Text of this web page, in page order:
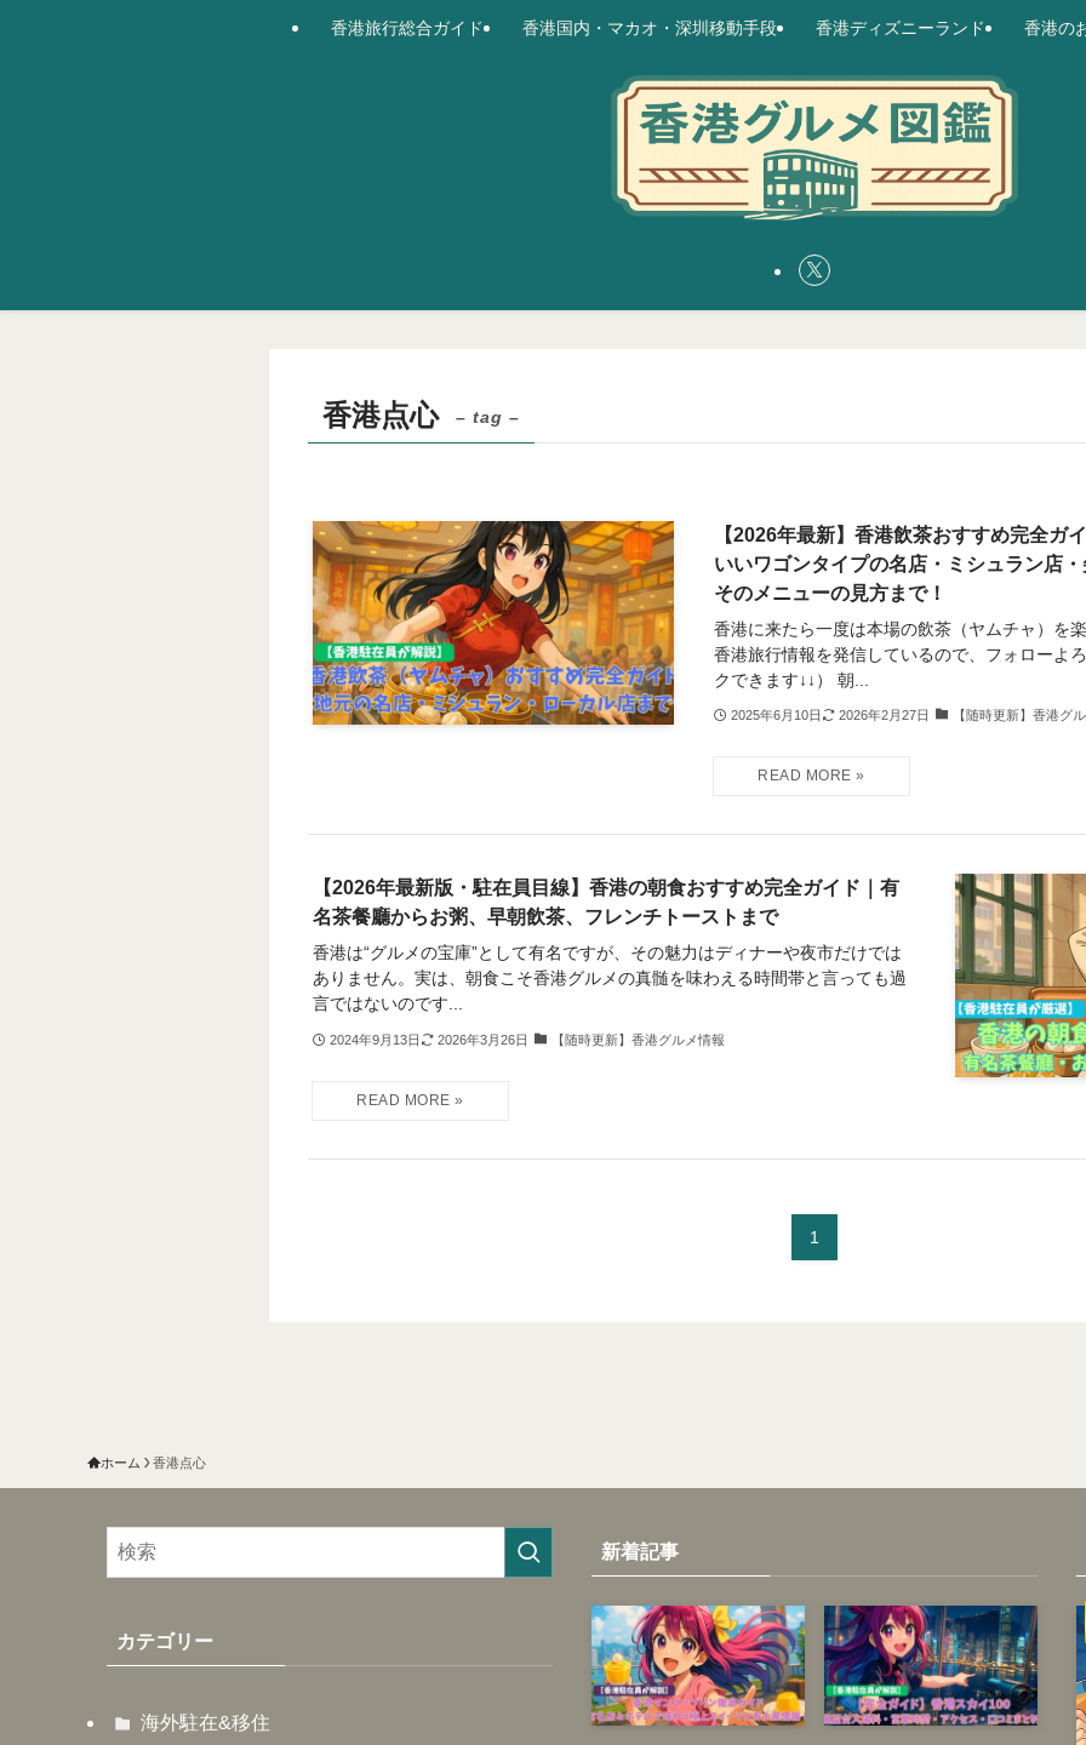
香港旅行総合ガイド 香港国内・マカオ・深圳移動手段 香港ディズニーランド 香港の
香港点心 – tag –
【2026年最新】香港飲茶おすすめ完全ガ
いいワゴンタイプの名店・ミシュラン店
そのメニューの見方まで！
香港に来たら一度は本場の飲茶（ヤムチャ）を
香港旅行情報を発信しているので、フォローよ
クできます↓↓） 朝...
2025年6月10日 2026年2月27日 【随時更新】香港グ
【2026年最新版・駐在員目線】香港の朝食おすすめ完全ガイド｜有
名茶餐廳からお粥、早朝飲茶、フレンチトーストまで
香港は“グルメの宝庫”として有名ですが、その魅力はディナーや夜市だけでは
ありません。実は、朝食こそ香港グルメの真髄を味わえる時間帯と言っても過
言ではないのです...
2024年9月13日 2026年3月26日 【随時更新】香港グルメ情報
1
ホーム 香港点心
カテゴリー
海外駐在&移住
新着記事